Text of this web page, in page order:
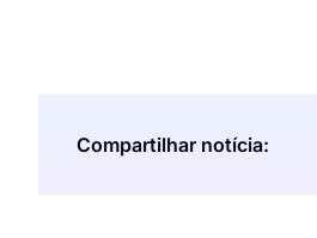
Compartilhar notícia: